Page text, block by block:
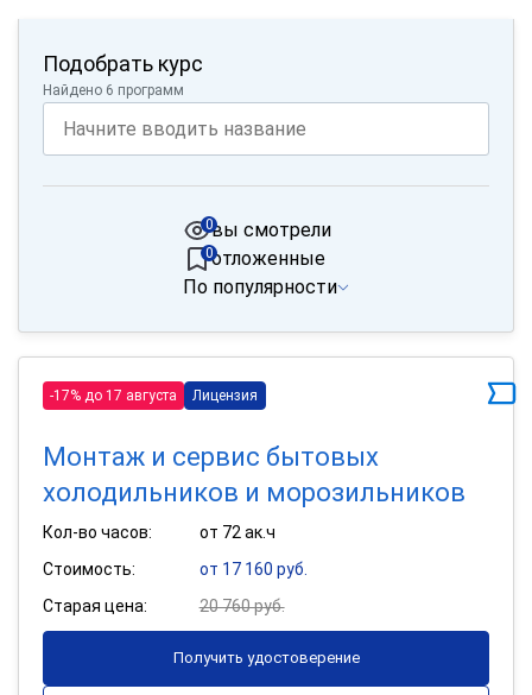
Подобрать курс
Найдено 6 программ
вы смотрели
0
отложенные
0
По популярности
-17% до 17 августа Лицензия
Монтаж и сервис бытовых
холодильников и морозильников
Кол-во часов:
от 72 ак.ч
Стоимость:
от 17 160 руб.
Старая цена:
20 760 руб.
Получить удостоверение